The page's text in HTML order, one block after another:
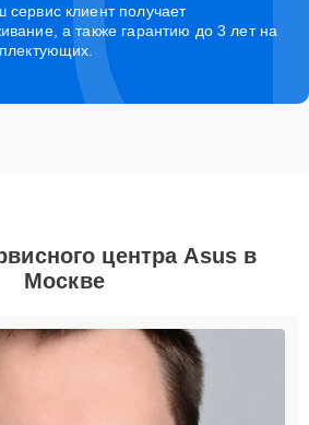
клиент получает
а также гарантию до 3 лет на
центра Asus в
Москве